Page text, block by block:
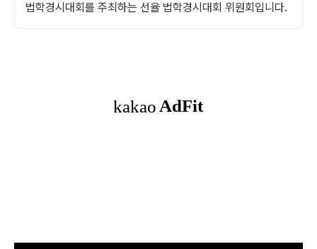
법학경시대회를 주최하는 선율 법학경시대회 위원회입니다.